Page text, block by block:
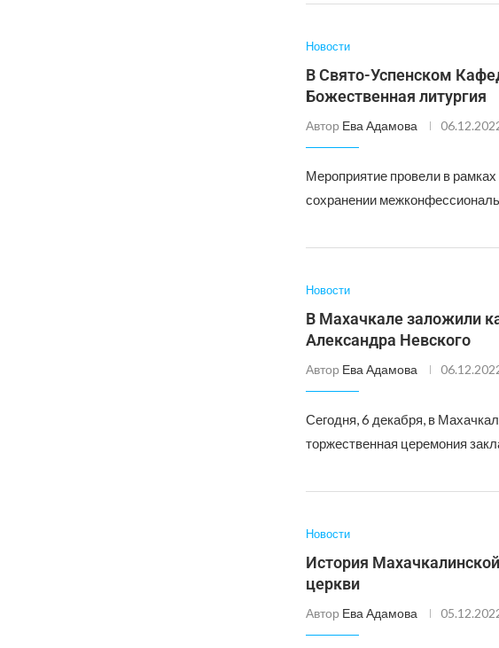
Новости
В Свято-Успенском
Божественная литургия
Автор Ева Адамова
Мероприятие провели в
сохранении
Новости
В Махачкале заложили
Александра Невского
Автор Ева Адамова
Сегодня, 6 декабря, в
торжественная церемония
Новости
История
церкви
Автор Ева Адамова